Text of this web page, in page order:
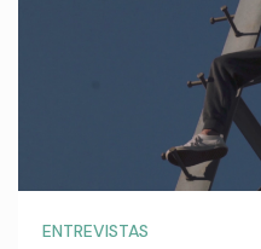
ENTREVISTAS